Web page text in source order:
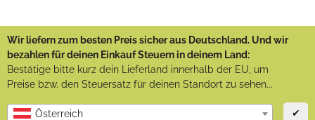
Wir liefern zum besten Preis sicher aus Deutschland. Und wir
bezahlen für deinen Einkauf Steuern in deinem Land:
Bestätige bitte kurz dein Lieferland innerhalb der EU, um
Preise bzw. den Steuersatz für deinen Standort zu sehen...
Österreich ✔